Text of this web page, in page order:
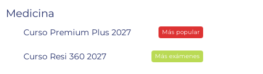
i
c
Medicina
Curso Premium Plus 2027 Más popular
Curso Resi 360 2027 Más exámenes